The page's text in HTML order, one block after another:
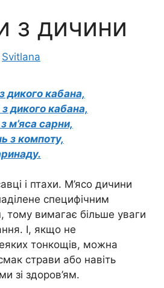
з дичини
Svitlana
дикого кабана,
з дикого кабана,
м’яса сарни,
з компоту,
і птахи. М’ясо дичини
специфічним
тому вимагає більше уваги
І, якщо не
тонкощів, можна
страви або навіть
зі здоров’ям.